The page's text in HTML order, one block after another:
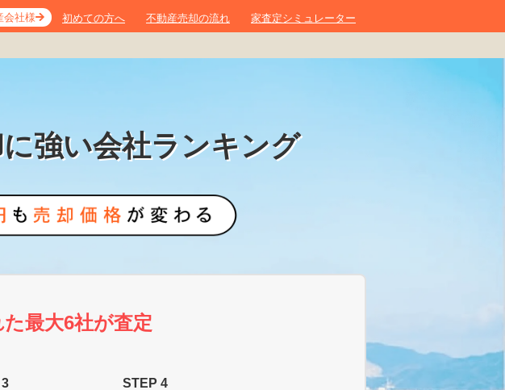
会社様 初めての方へ 不動産売却の流れ 家査定シミュレーター
強い会社ランキング
最大6社が査定
STEP 4